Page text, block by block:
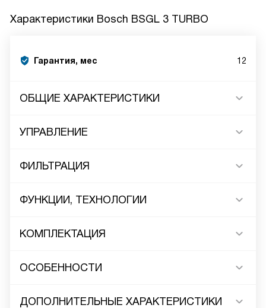
Характеристики Bosch BSGL 3 TURBO
Гарантия, мес 12
ОБЩИЕ ХАРАКТЕРИСТИКИ
УПРАВЛЕНИЕ
ФИЛЬТРАЦИЯ
ФУНКЦИИ, ТЕХНОЛОГИИ
КОМПЛЕКТАЦИЯ
ОСОБЕННОСТИ
ДОПОЛНИТЕЛЬНЫЕ ХАРАКТЕРИСТИКИ